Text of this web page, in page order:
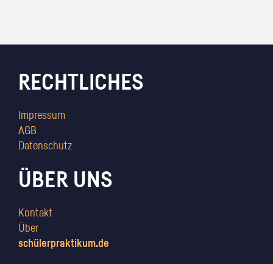
RECHTLICHES
Impressum
AGB
Datenschutz
ÜBER UNS
Kontakt
Über
schülerpraktikum.de